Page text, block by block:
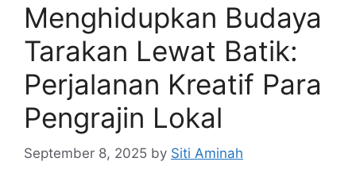
Menghidupkan Budaya
Tarakan Lewat Batik:
Perjalanan Kreatif Para
Pengrajin Lokal
September 8, 2025 by Siti Aminah